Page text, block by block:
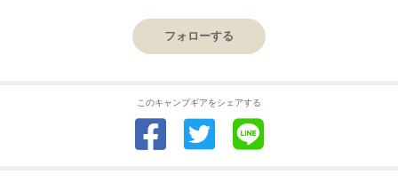
フォローする
このキャンプギアをシェアする